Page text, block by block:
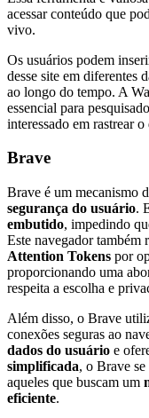
acessar conteúdo que
vivo.
Os usuários podem
desse site em diferentes
ao longo do tempo. A
essencial para
interessado em rastrear
Brave
Brave é um mecanismo
segurança do usuário.
embutido, impedindo
Este navegador também
Attention Tokens por
proporcionando uma
respeita a escolha e
Além disso, o Brave
conexões seguras ao
dados do usuário e
simplificada, o Brave se
aqueles que buscam um
eficiente.